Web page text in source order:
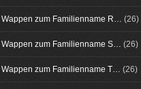
Wappen zum Familienname R… (26)
Wappen zum Familienname S… (26)
Wappen zum Familienname T… (26)